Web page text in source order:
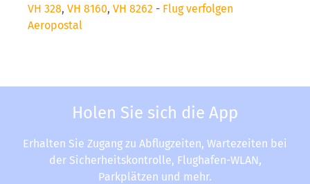
VH 328, VH 8160, VH 8262 - Flug verfolgen
Aeropostal
Holen Sie sich die App
Erhalten Sie Zugang zu Abflugzeiten, Wartezeiten bei
der Sicherheitskontrolle, Flughafen-WLAN,
Parkplätzen und mehr.